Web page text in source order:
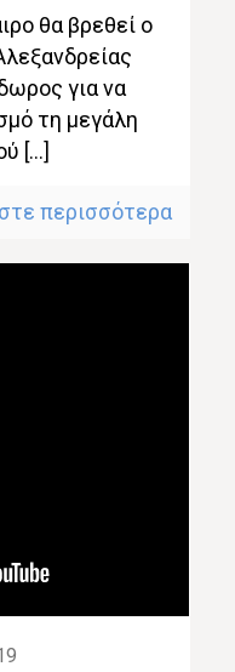
θα βρεθεί ο
για να
τη μεγάλη
[…]
περισσότερα